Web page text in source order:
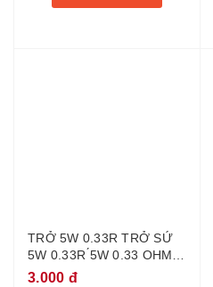
TRỞ 5W 0.33R TRỞ SỨ
5W 0.33R ́5W 0.33 OHM
LOẠI TỐT
3.000 đ